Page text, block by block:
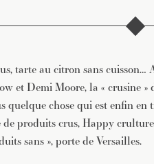
tarte au citron sans
et Demi Moore, la « crusine »
quelque chose qui est enfin
de produits crus, Happy
sans », porte de Versailles.